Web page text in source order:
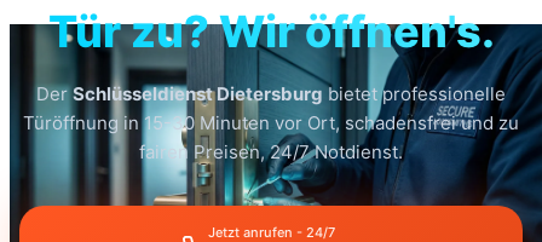
Tür zu? Wir öffnen's.
DerSchlüsseldienst Dietersburg bietet professionelle
Türöffnung in 15-30 Minuten vor Ort, schadensfrei und zu
fairen Preisen, 24/7 Notdienst.
Jetzt anrufen - 24/7